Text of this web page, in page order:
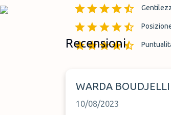
Recensioni
WARDA
10/08/2023